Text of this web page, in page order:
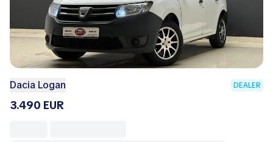
Dacia Logan DEALER
3.490 EUR